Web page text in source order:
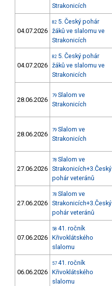
Strakonicích
04.07.2026
82 5. Český pohár
žáků ve slalomu ve
Strakonicích
04.07.2026
82 5. Český pohár
žáků ve slalomu ve
Strakonicích
28.06.2026
79 Slalom ve
Strakonicích
28.06.2026
79 Slalom ve
Strakonicích
27.06.2026
78 Slalom ve
Strakonicích+3.Český
pohár veteránů
27.06.2026
78 Slalom ve
Strakonicích+3.Český
pohár veteránů
07.06.2026
58 41. ročník
Křivoklátského
slalomu
06.06.2026
57 41. ročník
Křivoklátského
slalomu